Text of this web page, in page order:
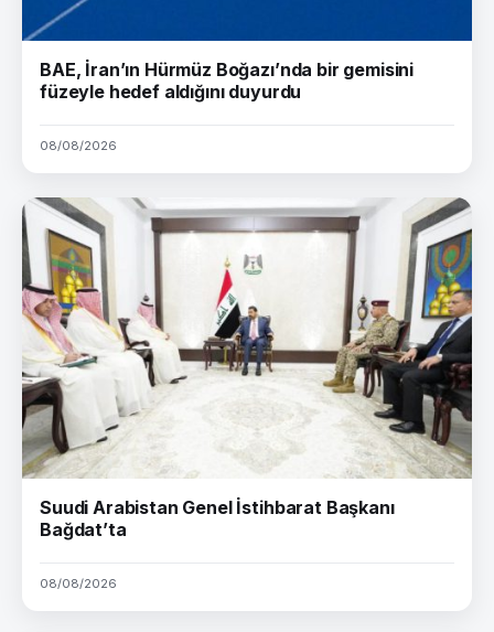
BAE, İran’ın Hürmüz Boğazı’nda bir gemisini
füzeyle hedef aldığını duyurdu
08/08/2026
Suudi Arabistan Genel İstihbarat Başkanı
Bağdat’ta
08/08/2026